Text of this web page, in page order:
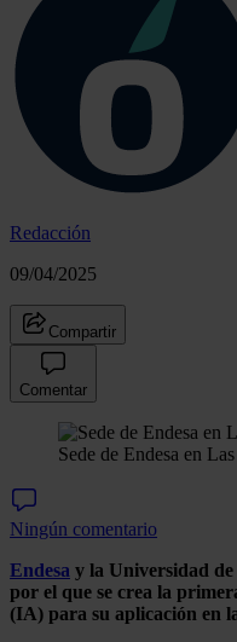
Redacción
09/04/2025
Compartir
Comentar
Sede de Endesa en
Ningún comentario
Endesa y la Universidad
por el que se crea la
(IA) para su aplicación en